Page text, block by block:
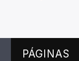
PÁGINAS